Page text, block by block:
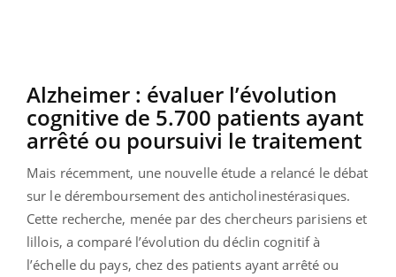
Alzheimer : évaluer l’évolution
cognitive de 5.700 patients ayant
arrêté ou poursuivi le traitement
Mais récemment, une nouvelle étude a relancé le débat
sur le déremboursement des anticholinestérasiques.
Cette recherche, menée par des chercheurs parisiens et
lillois, a comparé l’évolution du déclin cognitif à
l’échelle du pays, chez des patients ayant arrêté ou